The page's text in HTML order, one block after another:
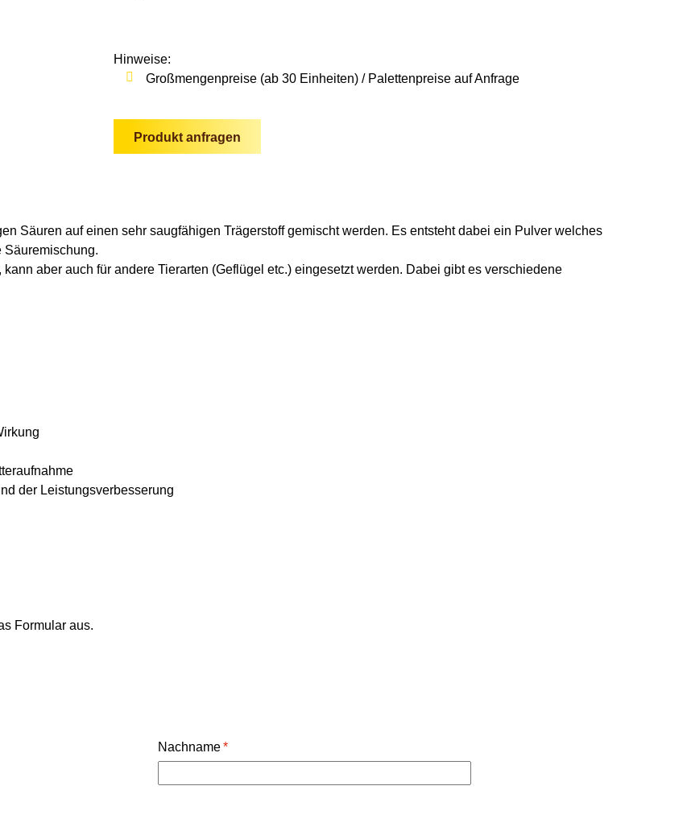
Hinweise:
Großmengenpreise (ab 30 Einheiten) / Palettenpreise auf Anfrage
Produkt anfragen
Säuren auf einen sehr saugfähigen Trägerstoff gemischt werden. Es entsteht dabei ein Pulver welches
Säuremischung.
aber auch für andere Tierarten (Geflügel etc.) eingesetzt werden. Dabei gibt es verschiedene
der Leistungsverbesserung
Formular aus.
Nachname*